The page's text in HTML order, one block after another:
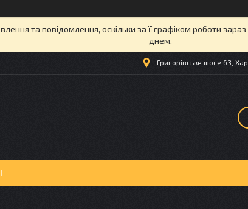
та повідомлення, оскільки за її графіком роботи
днем.
Григорівське шосе 63,